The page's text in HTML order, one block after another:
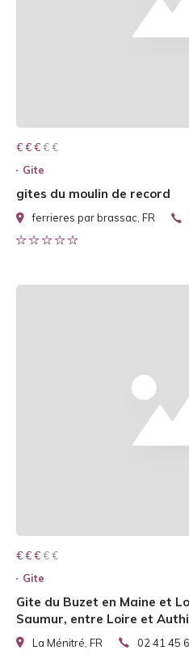
€ € € € €
€ € €
Gite
gites du moulin de record
ferrieres par brassac, FR
€ € € € €
€ € €
Gite
Gite du Buzet en Maine et
Saumur, entre Loire et
La Ménitré, FR 02 41 45